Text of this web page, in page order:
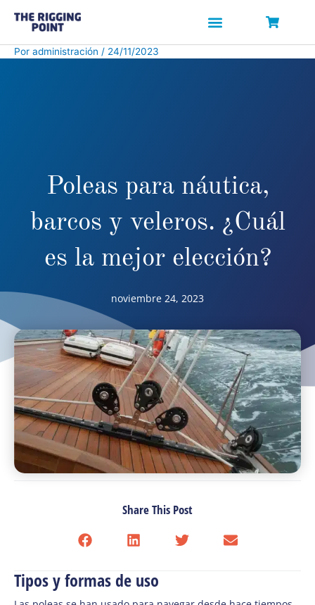
Por administración / 24/11/2023
Poleas para náutica,
barcos y veleros. ¿Cuál
es la mejor elección?
noviembre 24, 2023
Share This Post
Tipos y formas de uso